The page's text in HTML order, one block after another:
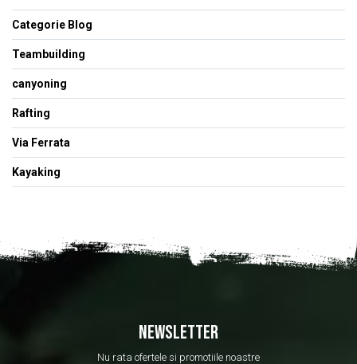
Categorie Blog
Teambuilding
canyoning
Rafting
Via Ferrata
Kayaking
NEWSLETTER
Nu rata ofertele si promotiile noastre